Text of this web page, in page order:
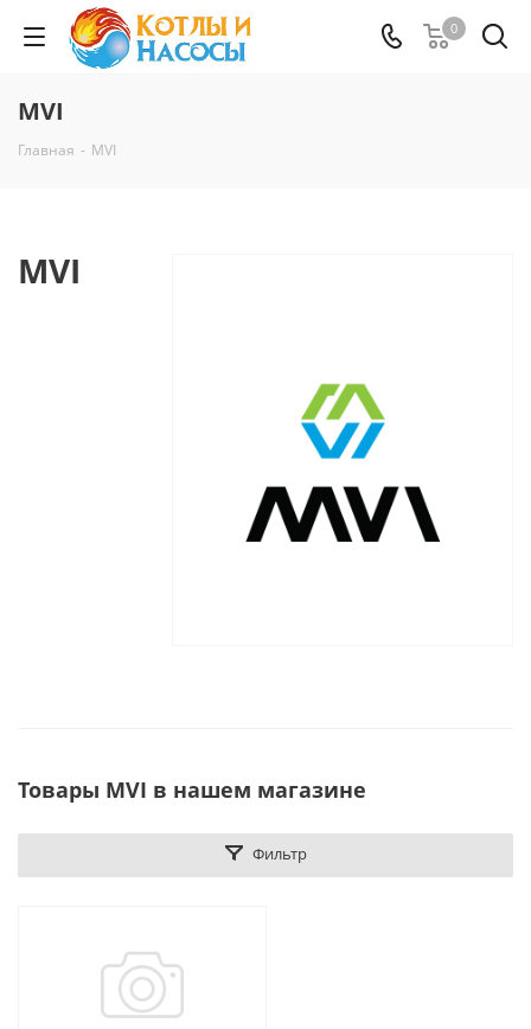
0
MVI
Главная - MVI
MVI
Товары MVI в нашем магазине
Фильтр